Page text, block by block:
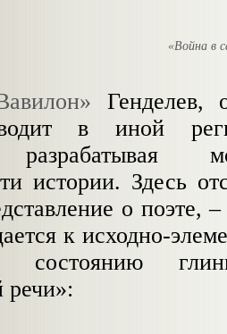
«Война в
Генделев,
в иной
разрабатывая
истории. Здесь
о поэте,
к исходно-
состоянию
речи»: